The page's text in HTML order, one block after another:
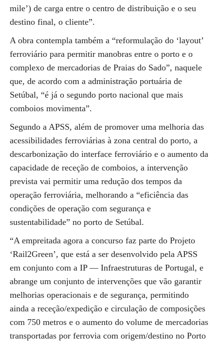
mile’) de carga entre o centro de distribuição e o seu
destino final, o cliente”.
A obra contempla também a “reformulação do ‘layout’
ferroviário para permitir manobras entre o porto e o
complexo de mercadorias de Praias do Sado”, naquele
que, de acordo com a administração portuária de
Setúbal, “é já o segundo porto nacional que mais
comboios movimenta”.
Segundo a APSS, além de promover uma melhoria das
acessibilidades ferroviárias à zona central do porto, a
descarbonização do interface ferroviário e o aumento da
capacidade de receção de comboios, a intervenção
prevista vai permitir uma redução dos tempos da
operação ferroviária, melhorando a “eficiência das
condições de operação com segurança e
sustentabilidade” no porto de Setúbal.
“A empreitada agora a concurso faz parte do Projeto
‘Rail2Green’, que está a ser desenvolvido pela APSS
em conjunto com a IP — Infraestruturas de Portugal, e
abrange um conjunto de intervenções que vão garantir
melhorias operacionais e de segurança, permitindo
ainda a receção/expedição e circulação de composições
com 750 metros e o aumento do volume de mercadorias
transportadas por ferrovia com origem/destino no Porto